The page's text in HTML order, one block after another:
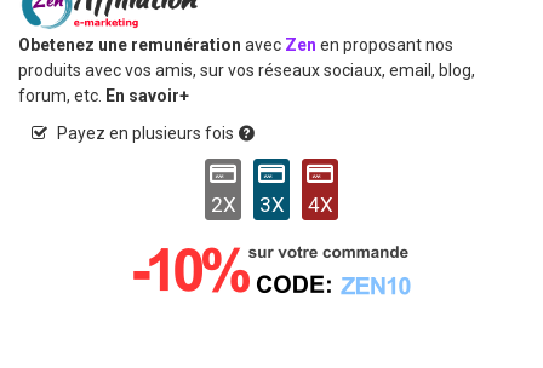
Obetenez une remunération avec Zen en proposant nos
produits avec vos amis, sur vos réseaux sociaux, email, blog,
forum, etc. En savoir+
Payez en plusieurs fois
2X 3X 4X